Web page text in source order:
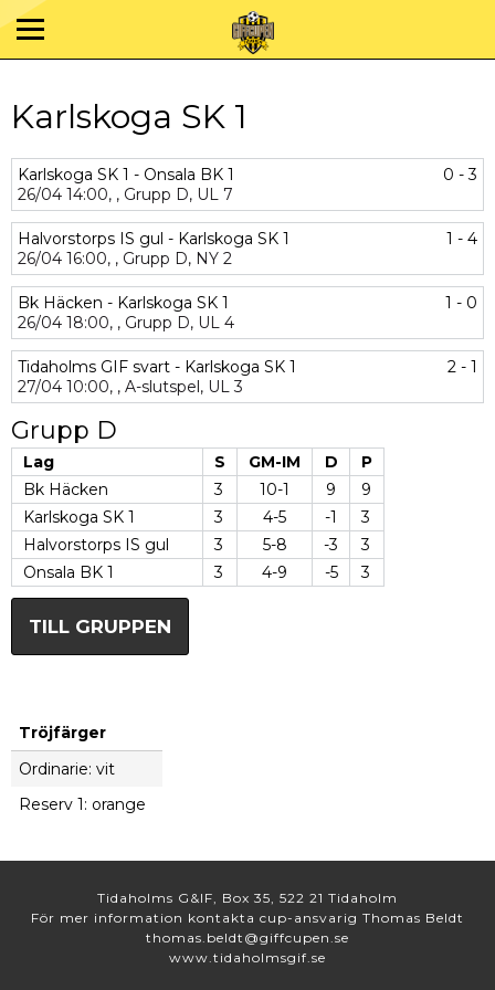
Karlskoga SK 1
Karlskoga SK 1 - Onsala BK 1
0 - 3
26/04 14:00, , Grupp D, UL 7
Halvorstorps IS gul - Karlskoga SK 1
1 - 4
26/04 16:00, , Grupp D, NY 2
Bk Häcken - Karlskoga SK 1
1 - 0
26/04 18:00, , Grupp D, UL 4
Tidaholms GIF svart - Karlskoga SK 1
2 - 1
27/04 10:00, , A-slutspel, UL 3
Grupp D
Lag S GM-IM D
P
Bk Häcken
3 10-1 9
9
Karlskoga SK 1
3 4-5 -1
3
Halvorstorps IS gul
3 5-8 -3
3
Onsala BK 1
3 4-9 -5 3
TILL GRUPPEN
Tröjfärger
Ordinarie: vit
Reserv 1: orange
Tidaholms G&IF, Box 35, 522 21 Tidaholm
För mer information kontakta cup-ansvarig Thomas Beldt
thomas.beldt@giffcupen.se
www.tidaholmsgif.se